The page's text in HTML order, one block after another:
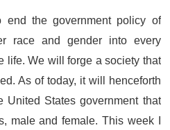
the government policy of
race and gender into every
life. We will forge a society that
As of today, it will henceforth
United States government that
male and female. This week I